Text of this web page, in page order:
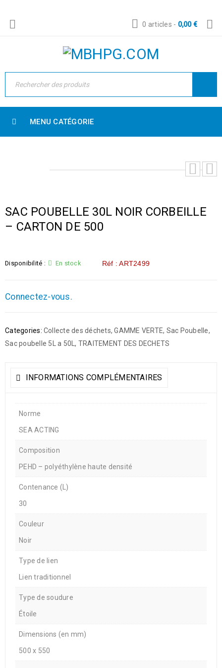
0 articles - 0,00€
MENU CATÉGORIE
SAC POUBELLE 30L NOIR CORBEILLE
– CARTON DE 500
Disponibilité : En stock Réf : ART2499
Connectez-vous.
Categories: Collecte des déchets,GAMME VERTE, Sac Poubelle,
Sac poubelle 5L a 50L, TRAITEMENT DES DECHETS
INFORMATIONS COMPLÉMENTAIRES
Norme
SEA ACTING
Composition
PEHD – polyéthylène haute densité
Contenance (L)
30
Couleur
Noir
Type de lien
Lien traditionnel
Type de soudure
Étoile
Dimensions (en mm)
500 x 550